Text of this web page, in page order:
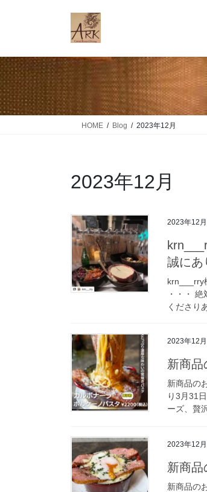
ツ
に
移
動
シ
ョ
ン
に
HOME Blog 2023年12月
2023年12月
2023年12
誠にあ
krn___rry
・・・
くださり
2023年12
新商品
新商品の
り3月31
ーズ、贅
2023年12
新商品
新商品の